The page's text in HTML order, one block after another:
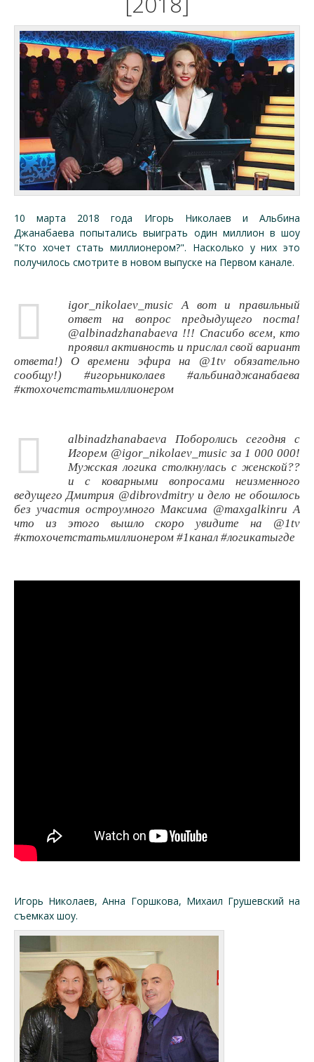
10 марта 2018 года Игорь Николаев и Альбина
Джанабаева попытались выиграть один миллион в шоу
"Кто хочет стать миллионером?". Насколько у них это
получилось смотрите в новом выпуске на Первом канале.
igor_nikolaev_music А вот и правильный
ответ на вопрос предыдущего поста!
@albinadzhanabaeva !!! Спасибо всем, кто
проявил активность и прислал свой вариант
ответа!) О времени эфира на @1tv обязательно
сообщу!) #игорьниколаев #альбинаджанабаева
#ктохочетстатьмиллионером
albinadzhanabaeva Поборолись сегодня с
Игорем @igor_nikolaev_music за 1 000 000!
Мужская логика столкнулась с женской??
и с коварными вопросами неизменного
ведущего Дмитрия @dibrovdmitry и дело не обошлось
без участия остроумного Максима @maxgalkinru А
что из этого вышло скоро увидите на @1tv
#ктохочетстатьмиллионером #1канал #логикатыгде
Игорь Николаев, Анна Горшкова, Михаил Грушевский на
съемках шоу.